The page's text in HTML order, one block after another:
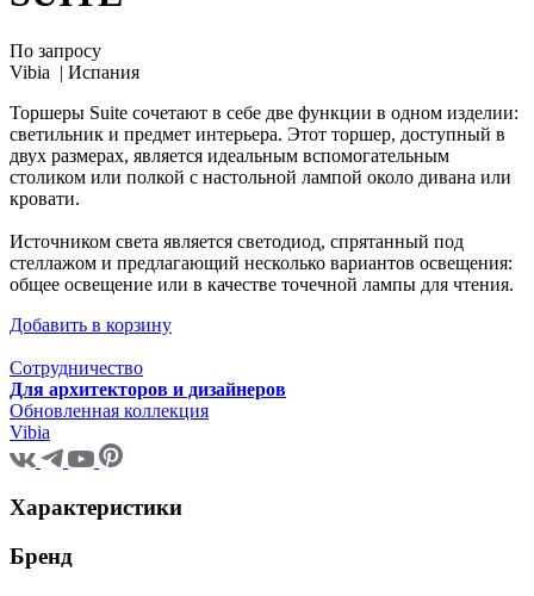
По запросу
Vibia | Испания
Торшеры Suite сочетают в себе две функции в одном изделии:
светильник и предмет интерьера. Этот торшер, доступный в
двух размерах, является идеальным вспомогательным
столиком или полкой с настольной лампой около дивана или
кровати.
Источником света является светодиод, спрятанный под
стеллажом и предлагающий несколько вариантов освещения:
общее освещение или в качестве точечной лампы для чтения.
Добавить в корзину
Сотрудничество
Для архитекторов и дизайнеров
Обновленная коллекция
Vibia
Характеристики
Бренд